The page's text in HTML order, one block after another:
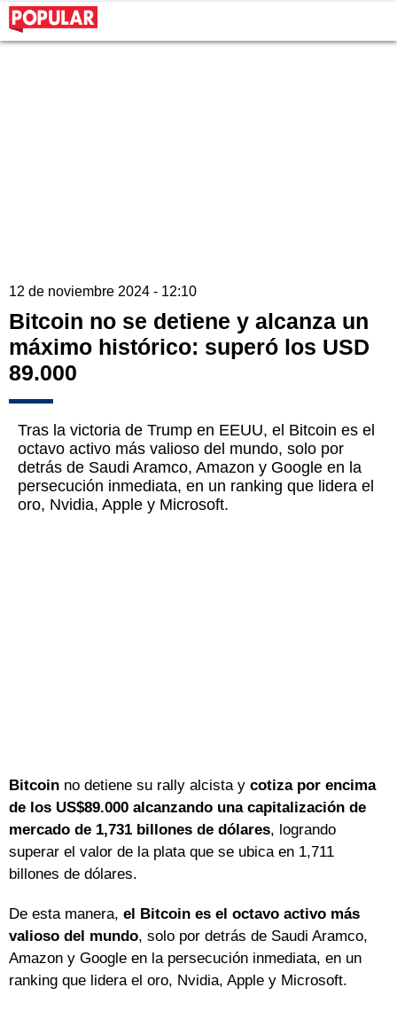
12 de noviembre 2024 - 12:10
Bitcoin no se detiene y alcanza un
máximo histórico: superó los USD
89.000
Tras la victoria de Trump en EEUU, el Bitcoin es el
octavo activo más valioso del mundo, solo por
detrás de Saudi Aramco, Amazon y Google en la
persecución inmediata, en un ranking que lidera el
oro, Nvidia, Apple y Microsoft.
Bitcoin no detiene su rally alcista y cotiza por encima
de los US$89.000 alcanzando una capitalización de
mercado de 1,731 billones de dólares, logrando
superar el valor de la plata que se ubica en 1,711
billones de dólares.
De esta manera, el Bitcoin es el octavo activo más
valioso del mundo, solo por detrás de Saudi Aramco,
Amazon y Google en la persecución inmediata, en un
ranking que lidera el oro, Nvidia, Apple y Microsoft.